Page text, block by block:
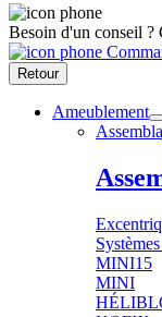
Besoin d'un conseil ?
Retour
Ameublement
MINI15
MINI